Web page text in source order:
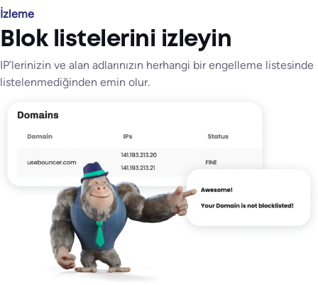
İzleme
Blok listelerini izleyin
IP’lerinizin ve alan adlarınızın herhangi bir engelleme listesinde
listelenmediğinden emin olur.